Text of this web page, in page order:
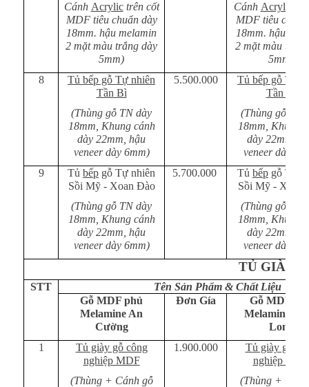
Cánh Acrylictrên cốt
MDF tiêu chuẩn dày
18mm. hậu melamin
2 mặt màu trắng dày
5mm)
Cánh Acrylic
MDF tiêu
18mm. hậu
2 mặt màu
5mm)
8
Tủ bếp gỗ Tự nhiên
Tần Bì
(Thùng gỗ TN dày
18mm, Khung cánh
dày 22mm, hậu
veneer dày 6mm)
5.500.000
Tủ bếp gỗ Tự
Tần Bì
(Thùng gỗ TN
18mm, Khung
dày 22mm,
veneer dày
9
Tủ bếp gỗ Tự nhiên
Sồi Mỹ - Xoan Đào
(Thùng gỗ TN dày
18mm, Khung cánh
dày 22mm, hậu
veneer dày 6mm)
5.700.000 Tủ bếp gỗ Tự
Sồi Mỹ - Xoan
(Thùng gỗ TN
18mm, Khung
dày 22mm,
veneer dày
TỦ GIÀY
STT
Tên Sản Phẩm & Chất Liệu Gỗ
Gỗ MDF phủ
Melamine An
Cường
Đơn Gía
Gỗ MDF
Melamine
Long
1
Tủ giày gỗ công
nghiệp MDF
(Thùng + Cánh gỗ
1.900.000
Tủ giày gỗ
nghiệp MDF
(Thùng +